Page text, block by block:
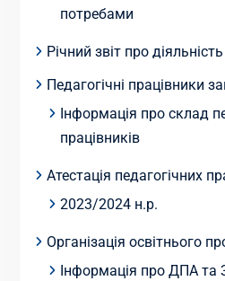
потребами
Річний звіт про
Педагогічні працівники
Інформація про склад
працівників
Атестація педагогічних
2023/2024 н.р.
Організація освітнього
Інформація про ДПА та